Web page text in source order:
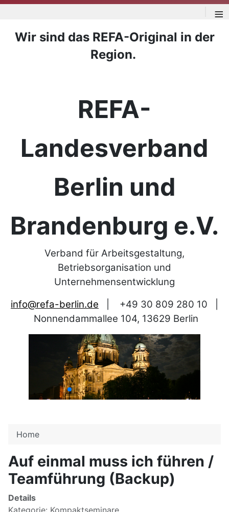
≡
Wir sind das REFA-Original in der
Region.
REFA-
Landesverband
Berlin und
Brandenburg e.V.
Verband für Arbeitsgestaltung,
Betriebsorganisation und
Unternehmensentwicklung
info@refa-berlin.de
+49 30 809 280 10
Nonnendammallee 104, 13629 Berlin
Home
Auf einmal muss ich führen /
Teamführung (Backup)
Details